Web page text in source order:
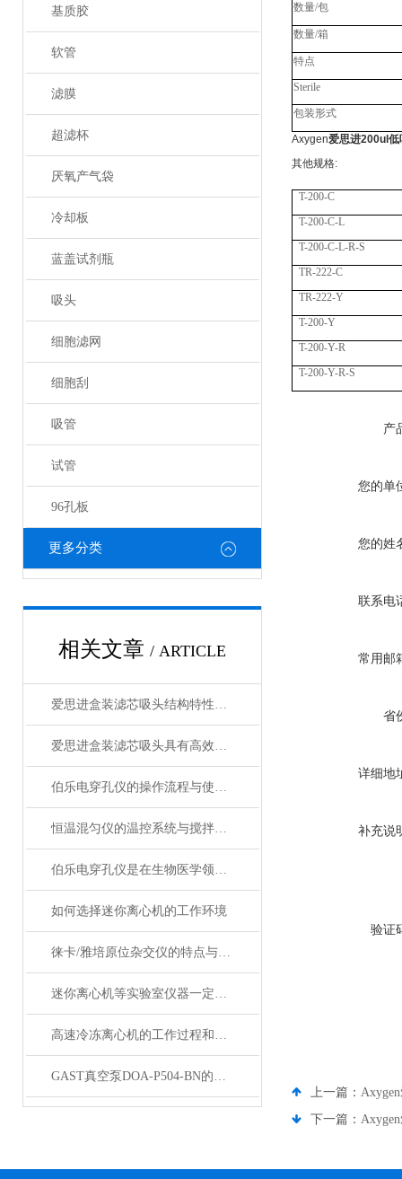
基质胶
软管
滤膜
超滤杯
厌氧产气袋
冷却板
蓝盖试剂瓶
吸头
细胞滤网
细胞刮
吸管
试管
96孔板
更多分类
相关文章 / ARTICLE
爱思进盒装滤芯吸头结构特性与实验防污染技术说明
爱思进盒装滤芯吸头具有高效、耐用和环保等特点
伯乐电穿孔仪的操作流程与使用注意事项
恒温混匀仪的温控系统与搅拌功能优化
伯乐电穿孔仪是在生物医学领域中广泛使用的设备
如何选择迷你离心机的工作环境
徕卡/雅培原位杂交仪的特点与几大配置介绍
迷你离心机等实验室仪器一定要注意维护保养
高速冷冻离心机的工作过程和应用范围说明
GAST真空泵DOA-P504-BN的节能特性与环保优势概述
数量/包
数量/箱
特点
Sterile
包装形式
Axygen爱思进200ul低
其他规格:
T-200-C
T-200-C-L
T-200-C-L-R-S
TR-222-C
TR-222-Y
T-200-Y
T-200-Y-R
T-200-Y-R-S
产
您的单
您的姓
联系电
常用邮
省
详细地
补充说
验证
上一篇：
下一篇：